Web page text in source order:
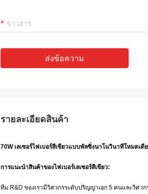
ส่งข้อความ
รายละเอียดสินค้า
70W เลเซอร์ไฟเบอร์สีเขียวแบบพัลซิ่งนาโนวินาทีโหมดเดี
การแนะนำสินค้าของไฟเบอร์เลเซอร์สีเขียว:
ทีม R&D ของเรามีวิศวกรระดับปริญญาเอก 5 คนและวิศว